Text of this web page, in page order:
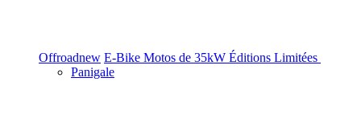
Offroadnew E-Bike Motos de 35kW Éditions Limitées
Panigale